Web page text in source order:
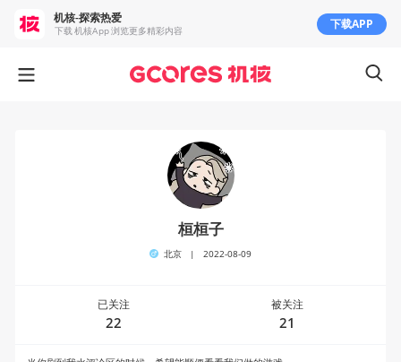
桓桓子
北京 | 2022-08-09
已关注
22
被关注
21
机核-探索热爱
下载 机核App 浏览更多精彩内容 下载APP